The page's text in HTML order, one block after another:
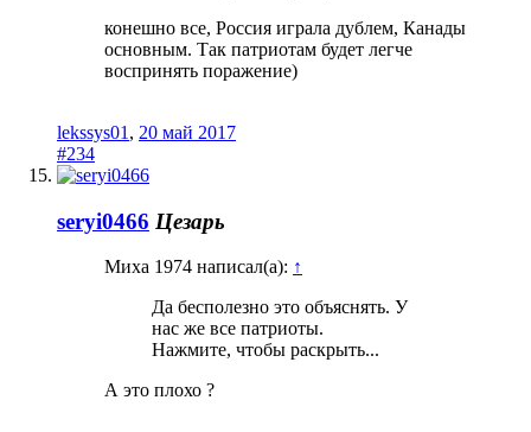
конешно все, Россия играла дублем, Канады
основным. Так патриотам будет легче
воспринять поражение)
lekssys01 , 20 май 2017
#234
seryi0466 Цезарь
Миха 1974 написал(а): ↑
Да бесполезно это объяснять. У
нас же все патриоты.
Нажмите, чтобы раскрыть...
А это плохо ?